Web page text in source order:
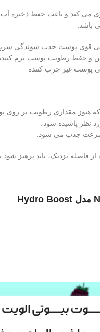
باشد.
قوی پوست جذب شوندگی
و حفظ رطوبت پوست نرم
پوست غیر چرب کننده
هنوز مقداری رطوبت بر روی
نظر پاشیده شود،
سرعت جذب می‌ شود.
فاصله‌ نزدیک، باید پرهیز